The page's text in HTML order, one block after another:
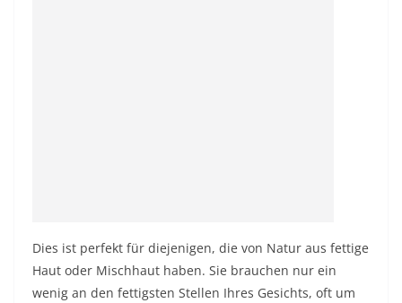
Dies ist perfekt für diejenigen, die von Natur aus fettige
Haut oder Mischhaut haben. Sie brauchen nur ein
wenig an den fettigsten Stellen Ihres Gesichts, oft um